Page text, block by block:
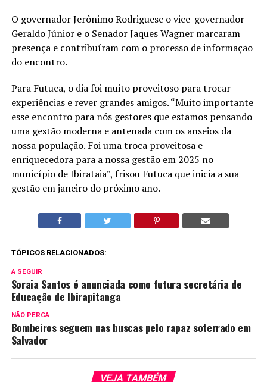
O governador Jerônimo Rodriguesc o vice-governador
Geraldo Júnior e o Senador Jaques Wagner marcaram
presença e contribuíram com o processo de informação
do encontro.
Para Futuca, o dia foi muito proveitoso para trocar
experiências e rever grandes amigos. “Muito importante
esse encontro para nós gestores que estamos pensando
uma gestão moderna e antenada com os anseios da
nossa população. Foi uma troca proveitosa e
enriquecedora para a nossa gestão em 2025 no
município de Ibirataia”, frisou Futuca que inicia a sua
gestão em janeiro do próximo ano.
TÓPICOS RELACIONADOS:
A SEGUIR
Soraia Santos é anunciada como futura secretária de
Educação de Ibirapitanga
NÃO PERCA
Bombeiros seguem nas buscas pelo rapaz soterrado em
Salvador
VEJA TAMBÉM